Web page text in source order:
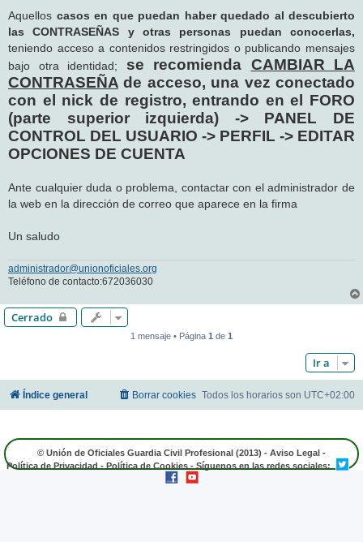
Aquellos casos en que puedan haber quedado al descubierto
las CONTRASEÑAS y otras personas puedan conocerlas,
teniendo acceso a contenidos restringidos o publicando mensajes
bajo otra identidad; se recomienda CAMBIAR LA
CONTRASEÑA de acceso, una vez conectado
con el nick de registro, entrando en el FORO
(parte superior izquierda) -> PANEL DE
CONTROL DEL USUARIO -> PERFIL -> EDITAR
OPCIONES DE CUENTA
Ante cualquier duda o problema, contactar con el administrador de
la web en la dirección de correo que aparece en la firma
Un saludo
administrador@unionoficiales.org
Teléfono de contacto:672036030
Cerrado
1 mensaje • Página 1 de 1
Ir a
Índice general Todos los horarios son UTC+02:00
Borrar cookies
© Unión de Oficiales Guardia Civil Profesional (2013) - Aviso Legal -
Política de Privacidad - Política de Cookies - Síguenos en las redes sociales: